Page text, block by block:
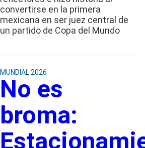
convertirse en la primera
mexicana en ser juez central de
un partido de Copa del Mundo
MUNDIAL 2026
No es
broma: